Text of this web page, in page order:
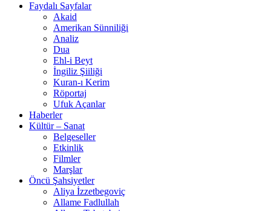
Faydalı Sayfalar
Akaid
Amerikan Sünniliği
Analiz
Dua
Ehl-i Beyt
İngiliz Şiiliği
Kuran-ı Kerim
Röportaj
Ufuk Açanlar
Haberler
Kültür – Sanat
Belgeseller
Etkinlik
Filmler
Marşlar
Öncü Şahsiyetler
Aliya İzzetbegoviç
Allame Fadlullah